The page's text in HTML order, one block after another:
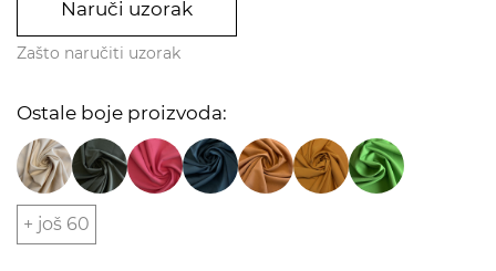
Naruči uzorak
Zašto naručiti uzorak
Ostale boje proizvoda:
+ još 60